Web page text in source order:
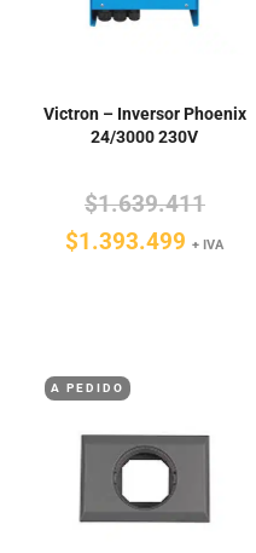
Victron – Inversor Phoenix
24/3000 230V
$1.639.411El
precio
$1.393.499 El
+ IVA
A PEDIDO